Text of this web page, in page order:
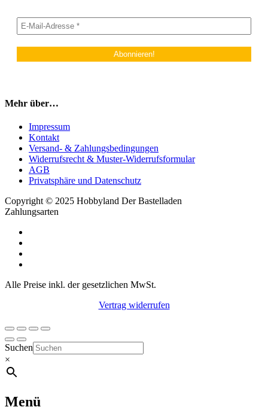
Mehr über…
Impressum
Kontakt
Versand- & Zahlungsbedingungen
Widerrufsrecht & Muster-Widerrufsformular
AGB
Privatsphäre und Datenschutz
Copyright © 2025 Hobbyland Der Bastelladen
Zahlungsarten
Alle Preise inkl. der gesetzlichen MwSt.
Vertrag widerrufen
Suchen
×
Menü